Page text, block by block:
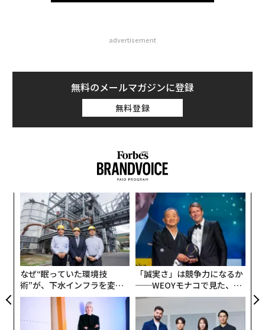
advertisement
無料のメールマガジンに登録
無料登録
なぜ“眠っていた環境技
術”が、下水インフラを変え
たのか──産総研×月島JFE
アクアソリューションの10年
「誠実さ」は競争力になるか
──WEOYモナコで見た、く
ら寿司の経営哲学